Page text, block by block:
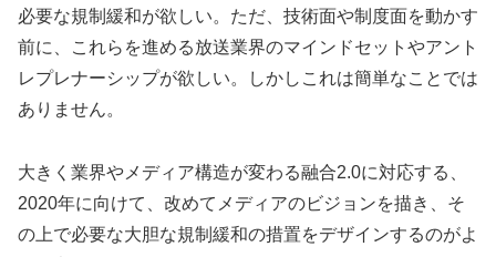
必要な規制緩和が欲しい。ただ、技術面や制度面を動かす
前に、これらを進める放送業界のマインドセットやアント
レプレナーシップが欲しい。しかしこれは簡単なことでは
ありません。
大きく業界やメディア構造が変わる融合2.0に対応する、
2020年に向けて、改めてメディアのビジョンを描き、そ
の上で必要な大胆な規制緩和の措置をデザインするのがよ